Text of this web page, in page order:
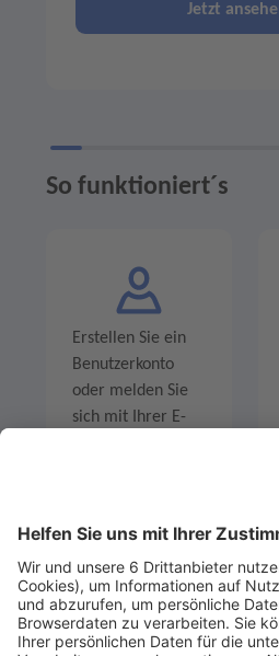
Jetzt
So funktioniert´s
Erstellen Sie ein
Benutzerkonto
oder melden Sie
sich mit Ihrer E-